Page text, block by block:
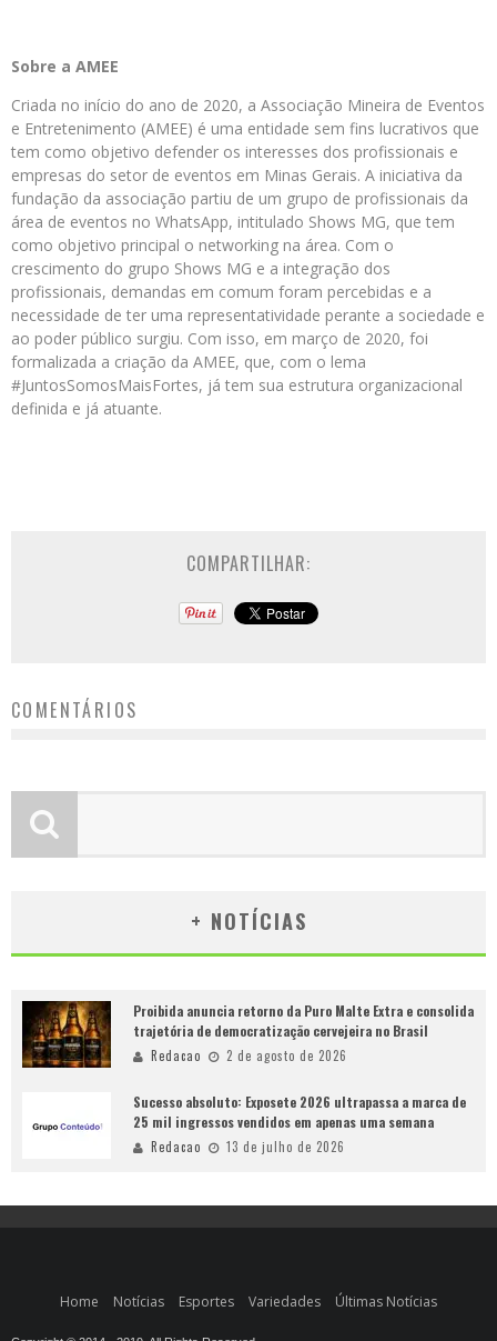
Sobre a AMEE
Criada no início do ano de 2020, a Associação Mineira de Eventos
e Entretenimento (AMEE) é uma entidade sem fins lucrativos que
tem como objetivo defender os interesses dos profissionais e
empresas do setor de eventos em Minas Gerais. A iniciativa da
fundação da associação partiu de um grupo de profissionais da
área de eventos no WhatsApp, intitulado Shows MG, que tem
como objetivo principal o networking na área. Com o
crescimento do grupo Shows MG e a integração dos
profissionais, demandas em comum foram percebidas e a
necessidade de ter uma representatividade perante a sociedade e
ao poder público surgiu. Com isso, em março de 2020, foi
formalizada a criação da AMEE, que, com o lema
#JuntosSomosMaisFortes, já tem sua estrutura organizacional
definida e já atuante.
COMPARTILHAR:
COMENTÁRIOS
+ NOTÍCIAS
Proibida anuncia retorno da Puro Malte Extra e consolida
trajetória de democratização cervejeira no Brasil
Redacao 2 de agosto de 2026
Sucesso absoluto: Exposete 2026 ultrapassa a marca de
25 mil ingressos vendidos em apenas uma semana
Redacao 13 de julho de 2026
Home Notícias Esportes Variedades Últimas Notícias